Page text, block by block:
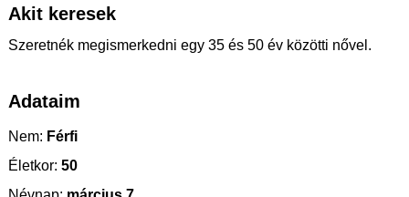
Akit keresek
Szeretnék megismerkedni egy 35 és 50 év közötti nővel.
Adataim
Nem: Férfi
Életkor: 50